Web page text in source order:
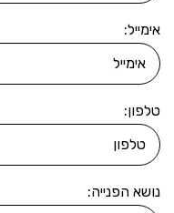
אימייל:
טלפון:
נושא הפנייה: